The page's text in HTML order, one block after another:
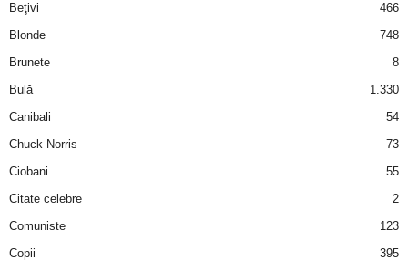
Beţivi
466
Blonde
748
Brunete
8
Bulă
1.330
Canibali
54
Chuck Norris
73
Ciobani
55
Citate celebre
2
Comuniste
123
Copii
395